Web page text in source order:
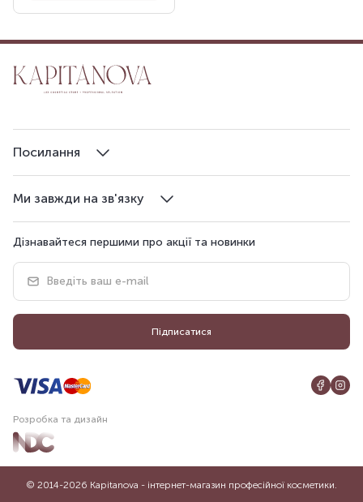
Ми завжди на зв'язку
Посилання
Дізнавайтеся першими про акції та новинки
Підписатися
Розробка та дизайн
© 2014-2026 Kapitanova - інтернет-магазин професійної косметики.